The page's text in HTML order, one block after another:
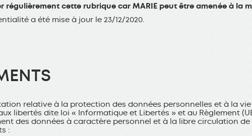
régulièrement cette rubrique car MARIE peut être amenéeà la
a été mise à jour le 23/12/2020.
relative à la protection des données personnelles et à la vie
libertés dite loi « Informatique et Libertés » et au Règlement
des données à caractère personnel et à la libre circulation de
: